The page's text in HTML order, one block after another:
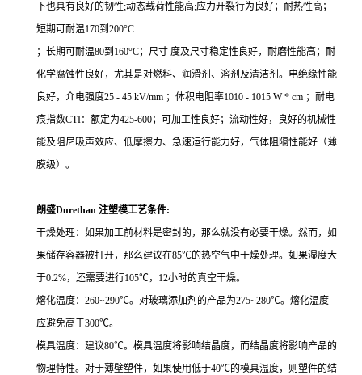
下也具有良好的韧性;动态载荷性能高;应力开裂行为良好；耐热性高；
短期可耐温170到200°C
；长期可耐温80到160°C；尺寸 度及尺寸稳定性良好，耐磨性能高；耐
化学腐蚀性良好，尤其是对燃料、润滑剂、溶剂及清洁剂。电绝缘性能
良好，介电强度25 - 45 kV/mm ；体积电阻率1010 - 1015 W * cm ；耐电
痕指数CTI：额定为425-600；可加工性良好；流动性好，良好的机械性
能及阻尼吸声效应、低摩擦力、急速运行能力好，气体阻隔性能好（薄
膜级）。
朗盛Durethan 注塑模工艺条件:
干燥处理：如果加工前材料是密封的，那么就没有必要干燥。然而，如
果储存容器被打开，那么建议在85℃的热空气中干燥处理。如果湿度大
于0.2%，还需要进行105℃，12小时的真空干燥。
熔化温度：260~290℃。对玻璃添加剂的产品为275~280℃。熔化温度
应避免高于300℃。
模具温度：建议80℃。模具温度将影响结晶度，而结晶度将影响产品的
物理特性。对于薄壁塑件，如果使用低于40℃的模具温度，则塑件的结